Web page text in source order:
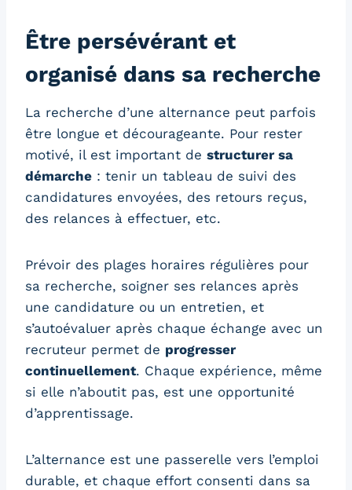
Être persévérant et
organisé dans sa recherche
La recherche d’une alternance peut parfois
être longue et décourageante. Pour rester
motivé, il est important de structurer sa
démarche : tenir un tableau de suivi des
candidatures envoyées, des retours reçus,
des relances à effectuer, etc.
Prévoir des plages horaires régulières pour
sa recherche, soigner ses relances après
une candidature ou un entretien, et
s’autoévaluer après chaque échange avec un
recruteur permet de progresser
continuellement. Chaque expérience, même
si elle n’aboutit pas, est une opportunité
d’apprentissage.
L’alternance est une passerelle vers l’emploi
durable, et chaque effort consenti dans sa